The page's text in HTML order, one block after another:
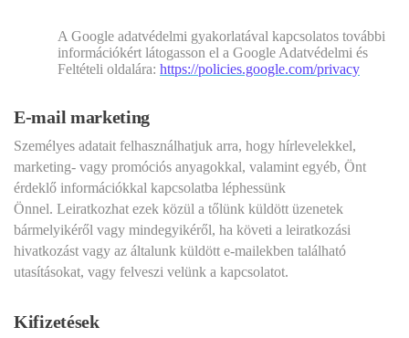
A Google adatvédelmi gyakorlatával kapcsolatos további
információkért látogasson el a Google Adatvédelmi és
Feltételi oldalára: https://policies.google.com/privacy
E-mail marketing
Személyes adatait felhasználhatjuk arra, hogy hírlevelekkel,
marketing- vagy promóciós anyagokkal, valamint egyéb, Önt
érdeklő információkkal kapcsolatba léphessünk
Önnel. Leiratkozhat ezek közül a tőlünk küldött üzenetek
bármelyikéről vagy mindegyikéről, ha követi a leiratkozási
hivatkozást vagy az általunk küldött e-mailekben található
utasításokat, vagy felveszi velünk a kapcsolatot.
Kifizetések